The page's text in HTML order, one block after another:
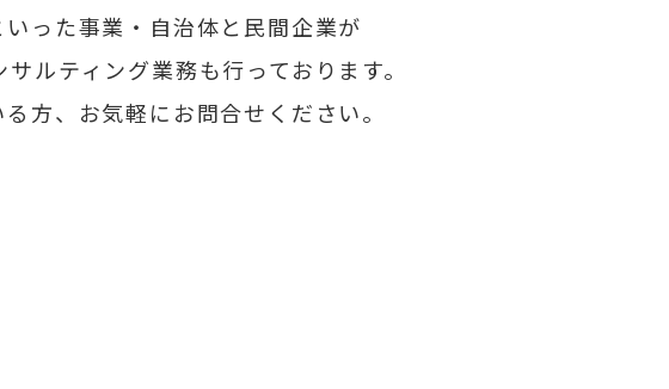
った事業・自治体と民間企業が
ルティング業務も行っております。
方、お気軽にお問合せください。